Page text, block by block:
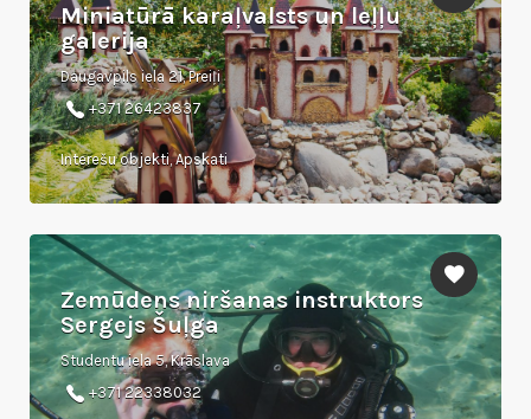
Miniatūrā karaļvalsts un leļļu
galerija
Daugavpils iela 21, Preiļi
+371 26423837
Interešu objekti, Apskati
Zemūdens niršanas instruktors
Sergejs Šuļga
Studentu iela 5, Krāslava
+371 22338032